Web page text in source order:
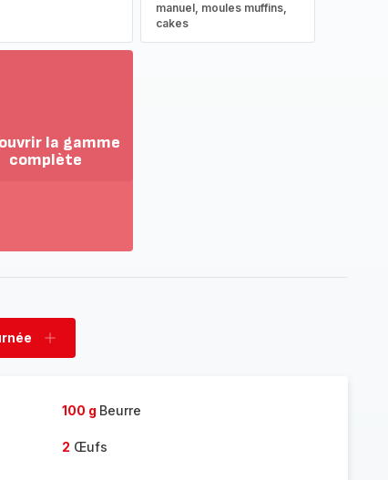
manuel, moules muffins,
cakes
la gamme
complète
Ajouter
100 g Beurre
2 Œufs